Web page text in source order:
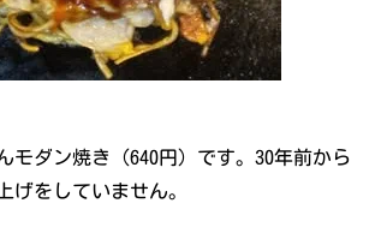
モダン焼き（640円）です。30年前から
げをしていません。